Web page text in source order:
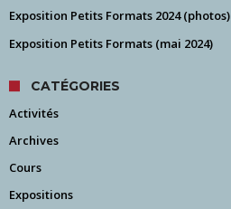
Exposition Petits Formats 2024 (photos)
Exposition Petits Formats (mai 2024)
CATÉGORIES
Activités
Archives
Cours
Expositions